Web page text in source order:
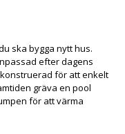
ska bygga nytt hus.
efter dagens
för att enkelt
gräva en pool
för att värma